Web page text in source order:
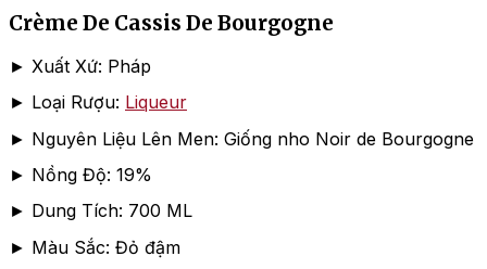
Crème De Cassis De Bourgogne
► Xuất Xứ: Pháp
► Loại Rượu: Liqueur
► Nguyên Liệu Lên Men: Giống nho Noir de Bourgogne
► Nồng Độ: 19%
► Dung Tích: 700 ML
► Màu Sắc: Đỏ đậm